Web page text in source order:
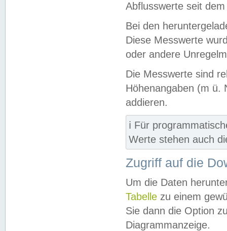
Abflusswerte seit
Bei den
Diese Messwerte
oder andere
Die Messwerte sind
Höhenangaben (m ü.
addieren.
ℹ️ Für
Werte stehen auch
Zugriff auf die
Um die Daten
Tabelle zu einem
Sie dann die Option
Diagrammanzeige.